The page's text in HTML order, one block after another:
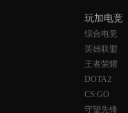
玩加电竞
综合电竞
英雄联盟
王者荣耀
DOTA2
CS:GO
守望先锋